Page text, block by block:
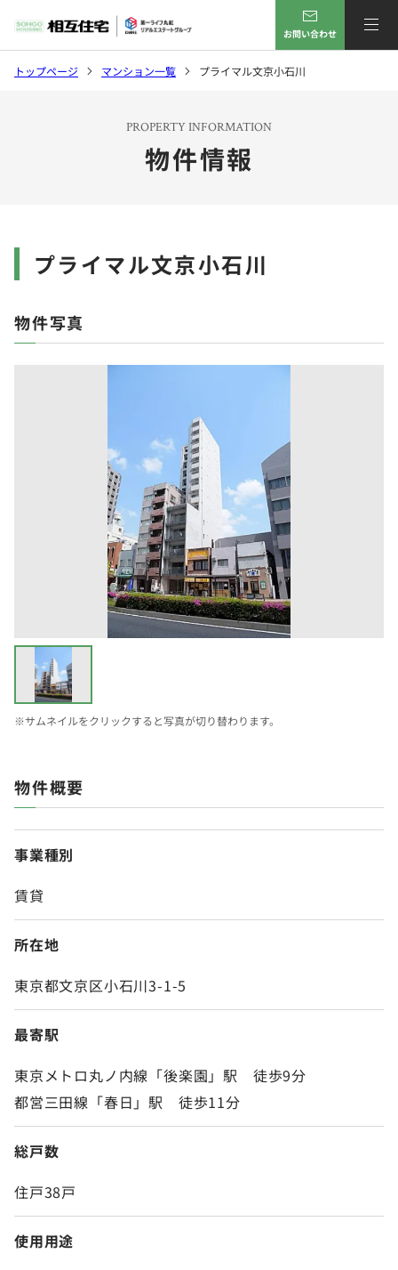
お問い合わせ
トップページ マンション一覧 プライマル文京小石川
PROPERTY INFORMATION
物件情報
プライマル文京小石川
物件写真
※サムネイルをクリックすると写真が切り替わります。
物件概要
事業種別
賃貸
所在地
東京都文京区小石川3-1-5
最寄駅
東京メトロ丸ノ内線「後楽園」駅 徒歩9分
都営三田線「春日」駅 徒歩11分
総戸数
住戸38戸
使用用途